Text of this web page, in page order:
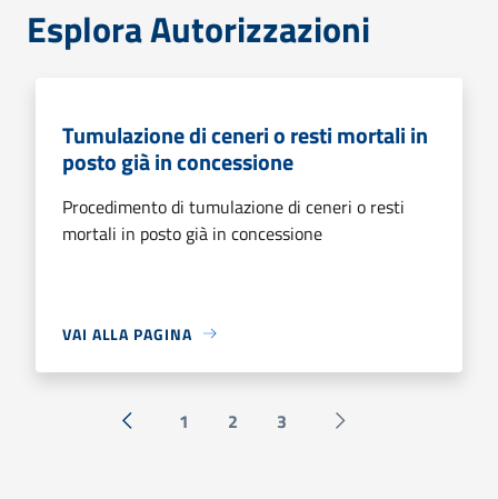
Esplora Autorizzazioni
Tumulazione di ceneri o resti mortali in
posto già in concessione
Procedimento di tumulazione di ceneri o resti
mortali in posto già in concessione
VAI ALLA PAGINA
« Precedente
1 2 3 Successiva »